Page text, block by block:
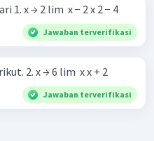
Latihan Tentukan nilai limit dari 1. x → 2 lim ​ x − 2 x 2 − 4 ​
Jawaban terverifikasi
Tentukan nilai limit fungsi berikut. 2. x → 6 lim ​ x x + 2 ​
Jawaban terverifikasi